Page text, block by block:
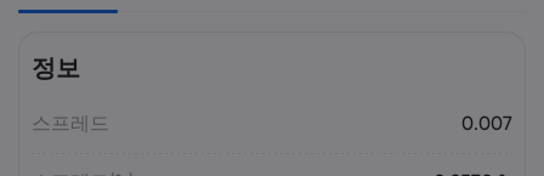
정보
스프레드 0.007